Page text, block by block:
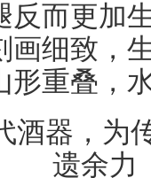
反而更加
画细致，
形重叠，